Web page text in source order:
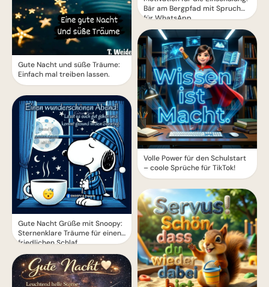
Gute Nacht und süße Träume:
Einfach mal treiben lassen.
Gute Nacht Grüße mit Snoopy:
Sternenklare Träume für einen
friedlichen Schlaf
Bär am Bergpfad mit Spruch
für WhatsApp
Volle Power für den Schulstart
– coole Sprüche für TikTok!